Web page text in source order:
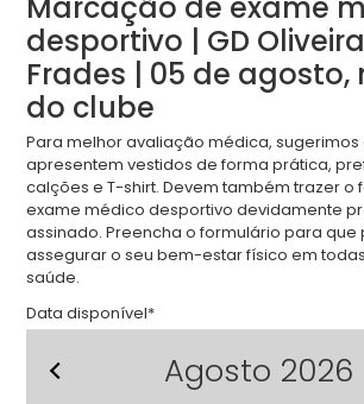
desportivo | GD
Frades | 05 de agosto,
do clube
Para melhor avaliação médica, sugerimos
apresentem vestidos de forma prática,
calções e T-shirt. Devem também trazer o
exame médico desportivo devidamente
assinado. Preencha o formulário para que
assegurar o seu bem-estar físico em
saúde.
Data disponível*
Anterior
Agosto 2026